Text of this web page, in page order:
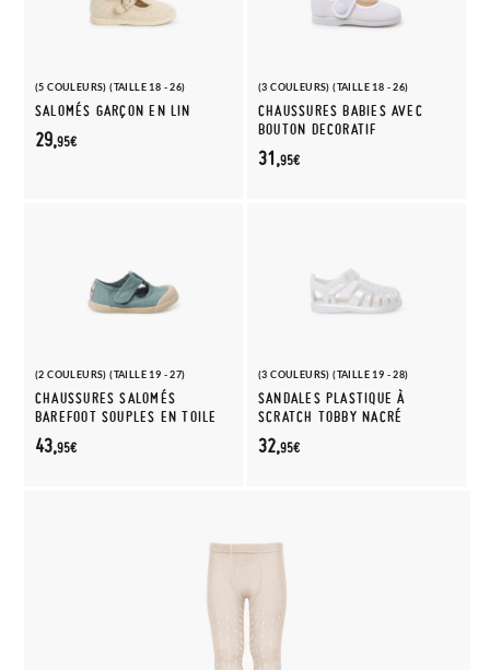
(5 COULEURS) (TAILLE 18 - 26)
SALOMÉS GARÇON EN LIN
29,95€
(3 COULEURS) (TAILLE 18 - 26)
CHAUSSURES BABIES AVEC
BOUTON DECORATIF
31,95€
(2 COULEURS) (TAILLE 19 - 27)
CHAUSSURES SALOMÉS
BAREFOOT SOUPLES EN TOILE
43,95€
(3 COULEURS) (TAILLE 19 - 28)
SANDALES PLASTIQUE À
SCRATCH TOBBY NACRÉ
32,95€